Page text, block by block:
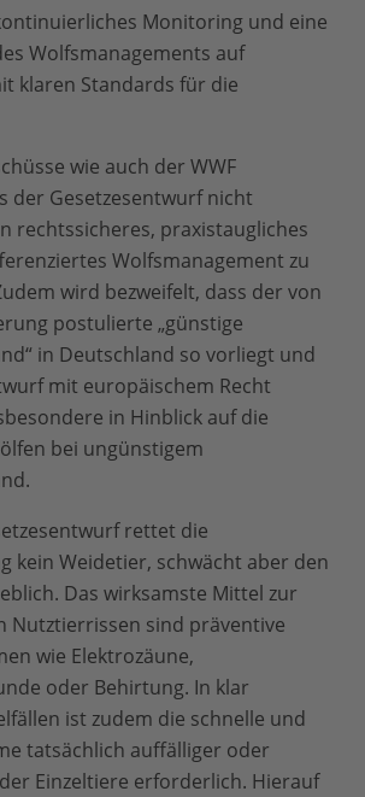
Monitoring und eine
Wolfsmanagements auf
klaren Standards für die
wie auch der WWF
der Gesetzesentwurf nicht
rechtssicheres, praxistaugliches
Wolfsmanagement zu
wird bezweifelt, dass der von
postulierte „günstige
in Deutschland so vorliegt und
mit europäischem Recht
in Hinblick auf die
bei ungünstigem
rettet die
kein Weidetier, schwächt aber den
Das wirksamste Mittel zur
Nutztierrissen sind präventive
wie Elektrozäune,
oder Behirtung. In klar
ist zudem die schnelle und
tatsächlich auffälliger oder
Einzeltiere erforderlich. Hierauf